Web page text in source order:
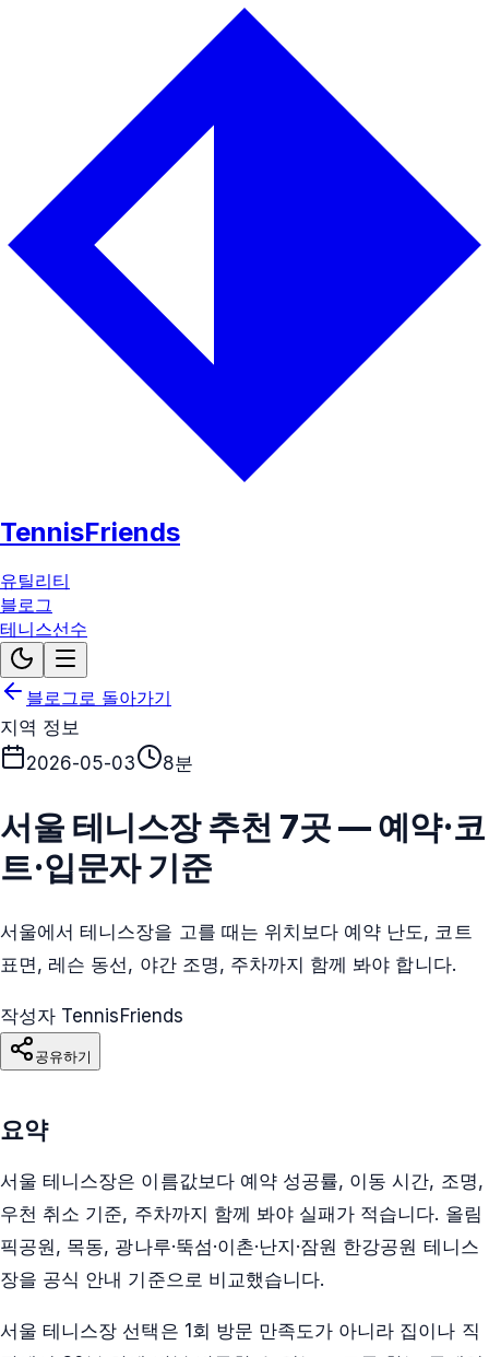
TennisFriends
유틸리티
블로그
테니스선수
블로그로 돌아가기
지역 정보
2026-05-03
8분
서울 테니스장 추천 7곳 — 예약·코
트·입문자 기준
서울에서 테니스장을 고를 때는 위치보다 예약 난도, 코트
표면, 레슨 동선, 야간 조명, 주차까지 함께 봐야 합니다.
작성자 TennisFriends
공유하기
요약
서울 테니스장은 이름값보다 예약 성공률, 이동 시간, 조명,
우천 취소 기준, 주차까지 함께 봐야 실패가 적습니다. 올림
픽공원, 목동, 광나루·뚝섬·이촌·난지·잠원 한강공원 테니스
장을 공식 안내 기준으로 비교했습니다.
서울 테니스장 선택은 1회 방문 만족도가 아니라 집이나 직